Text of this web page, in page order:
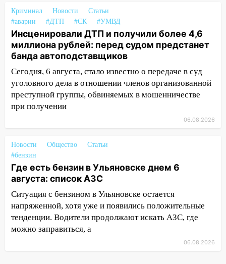
16:09
Ветераны легкой атлетики из
Ульяновска успешно выступили на
Чемпионате России
16:02 В Ульяновской области убрали
более 28% площадей зерновых и
зернобобовых культур
15:51 Бросила кирпич в жену брата: в
Ульяновской области завели дело на
агрессивную женщину
курьера: крупная авария в Ульяновске
15:15
новый кавалер женщины оказался
рецидивистом
14:26 В Ульяновске ограничат движение
по улице Ефремова
14:23
67% ульяновцев готовы
Криминал Новости
Статьи
#аварии
#ДТП #СК #УМВД
Инсценировали ДТП и получили более 4,6
миллиона рублей: перед судом предстанет
банда автоподставщиков
Сегодня, 6 августа, стало известно о передаче в суд
уголовного дела в отношении членов организованной
преступной группы, обвиняемых в мошенничестве
при получении
06.08.2026
Новости Общество
Статьи
#бензин
Где есть бензин в Ульяновске днем 6
августа: список АЗС
Ситуация с бензином в Ульяновске остается
напряженной, хотя уже и появились положительные
тенденции. Водители продолжают искать АЗС, где
можно заправиться, а
06.08.2026